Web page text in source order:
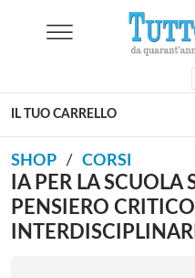
IL TUO CARRELLO
SHOP CORSI
IA PER LA SCUOLA
PENSIERO